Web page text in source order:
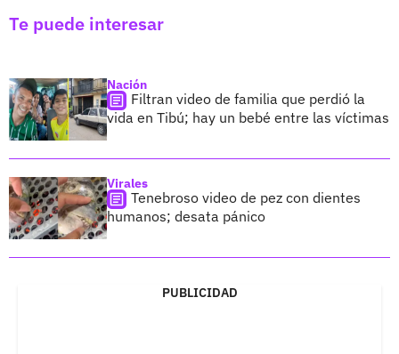
Te puede interesar
Nación
Filtran video de familia que perdió la
vida en Tibú; hay un bebé entre las víctimas
Virales
Tenebroso video de pez con dientes
humanos; desata pánico
PUBLICIDAD